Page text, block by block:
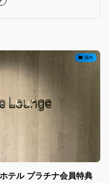
国内
テル プラチナ会員特典